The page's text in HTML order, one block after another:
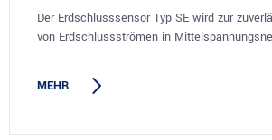
Der Erdschlusssensor Typ SE wird zur
von Erdschlussströmen in
MEHR